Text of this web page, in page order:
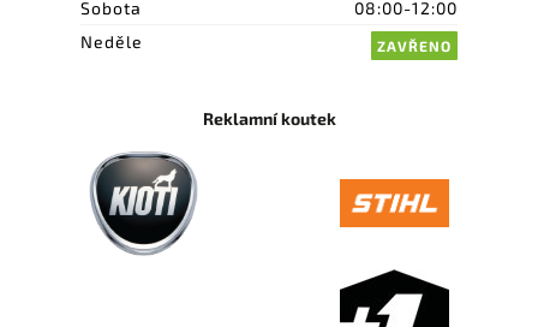
Sobota
08:00-12:00
Neděle
ZAVŘENO
Reklamní koutek